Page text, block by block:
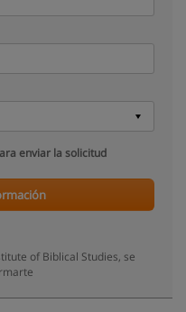
enviar la solicitud
of Biblical Studies, se